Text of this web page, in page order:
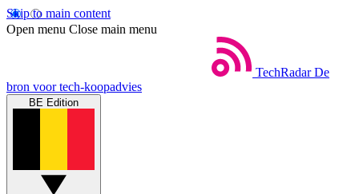
Skip to main content
Open menu Close main menu
TechRadar De
bron voor tech-koopadvies
BE Edition